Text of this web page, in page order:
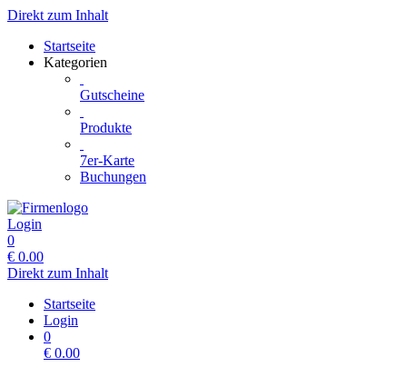
Direkt zum Inhalt
Startseite
Kategorien
Gutscheine
Produkte
7er-Karte
Buchungen
Login
0
€ 0.00
Direkt zum Inhalt
Startseite
Login
0
€ 0.00